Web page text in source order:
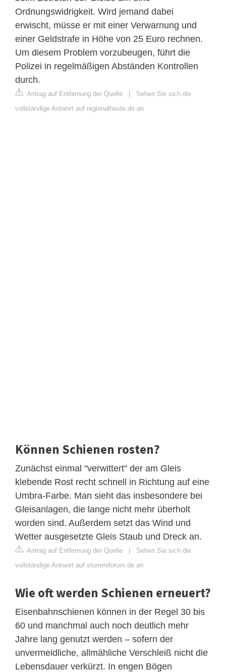
Ordnungswidrigkeit. Wird jemand dabei
erwischt, müsse er mit einer Verwarnung und
einer Geldstrafe in Höhe von 25 Euro rechnen.
Um diesem Problem vorzubeugen, führt die
Polizei in regelmäßigen Abständen Kontrollen
durch.
Antrag auf Entfernung der Quelle | Sehen Sie sich die
vollständige Antwort auf regionalheute.de an
Können Schienen rosten?
Zunächst einmal "verwittert" der am Gleis
klebende Rost recht schnell in Richtung auf eine
Umbra-Farbe. Man sieht das insbesondere bei
Gleisanlagen, die lange nicht mehr überholt
worden sind. Außerdem setzt das Wind und
Wetter ausgesetzte Gleis Staub und Dreck an.
Antrag auf Entfernung der Quelle | Sehen Sie sich die
vollständige Antwort auf stummiforum.de an
Wie oft werden Schienen erneuert?
Eisenbahnschienen können in der Regel 30 bis
60 und manchmal auch noch deutlich mehr
Jahre lang genutzt werden – sofern der
unvermeidliche, allmähliche Verschleiß nicht die
Lebensdauer verkürzt. In engen Bögen